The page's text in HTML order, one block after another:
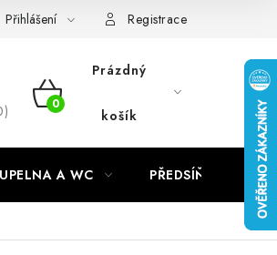
Přihlášení Registrace
NÁKUPNÍ
Prázdný
košík
A WC PŘEDSÍŇ